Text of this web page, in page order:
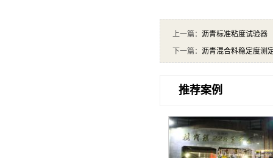
上一篇： 沥青标准粘度试验器
下一篇： 沥青混合料稳定度测
推荐案例